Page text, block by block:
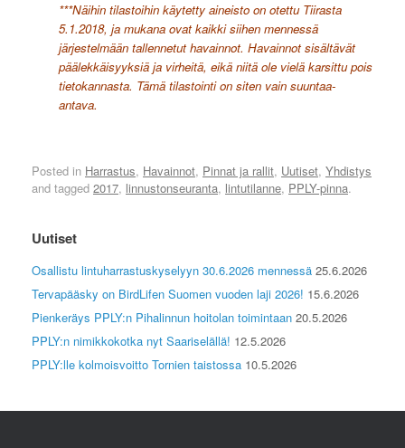
***Näihin tilastoihin käytetty aineisto on otettu Tiirasta
5.1.2018, ja mukana ovat kaikki siihen mennessä
järjestelmään tallennetut havainnot. Havainnot sisältävät
päälekkäisyyksiä ja virheitä, eikä niitä ole vielä karsittu pois
tietokannasta. Tämä tilastointi on siten vain suuntaa-
antava.
Posted in Harrastus, Havainnot, Pinnat ja rallit, Uutiset, Yhdistys
and tagged 2017, linnustonseuranta, lintutilanne, PPLY-pinna.
Uutiset
Osallistu lintuharrastuskyselyyn 30.6.2026 mennessä 25.6.2026
Tervapääsky on BirdLifen Suomen vuoden laji 2026! 15.6.2026
Pienkeräys PPLY:n Pihalinnun hoitolan toimintaan 20.5.2026
PPLY:n nimikkokotka nyt Saariselällä! 12.5.2026
PPLY:lle kolmoisvoitto Tornien taistossa 10.5.2026